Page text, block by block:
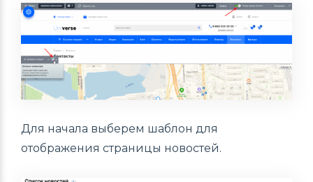
Для начала выберем шаблон для
отображения страницы новостей.